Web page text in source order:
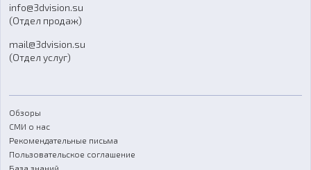
FAQ
info@3dvision.su
(Отдел продаж)
mail@3dvision.su
(Отдел услуг)
Обзоры
СМИ о нас
Рекомендательные письма
Пользовательское соглашение
База знаний